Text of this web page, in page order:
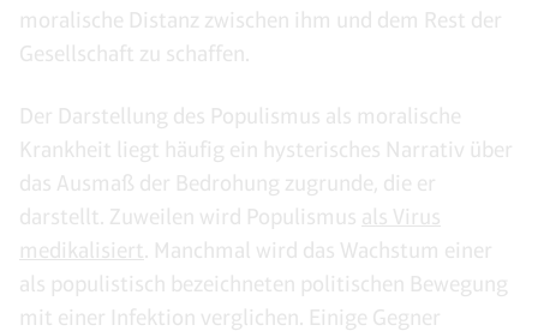
moralische Distanz zwischen ihm und dem Rest der
Gesellschaft zu schaffen.
Der Darstellung des Populismus als moralische
Krankheit liegt häufig ein hysterisches Narrativ über
das Ausmaß der Bedrohung zugrunde, die er
darstellt. Zuweilen wird Populismus als Virus
medikalisiert
. Manchmal wird das Wachstum einer
als populistisch bezeichneten politischen Bewegung
mit einer Infektion verglichen. Einige Gegner